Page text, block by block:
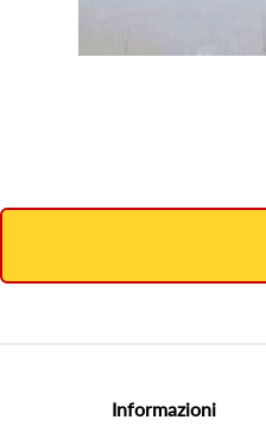
Informazioni